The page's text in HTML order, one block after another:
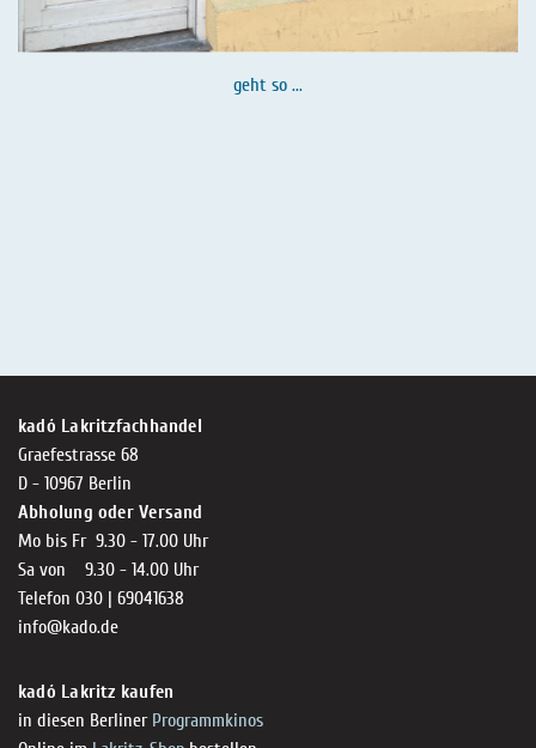
geht so ...
kadó Lakritzfachhandel
Graefestrasse 68
D - 10967 Berlin
Abholung oder Versand
Mo bis Fr 9.30 - 17.00 Uhr
Sa von 9.30 - 14.00 Uhr
Telefon 030 | 69041638
info@kado.de
kadó Lakritz kaufen
in diesen Berliner Programmkinos